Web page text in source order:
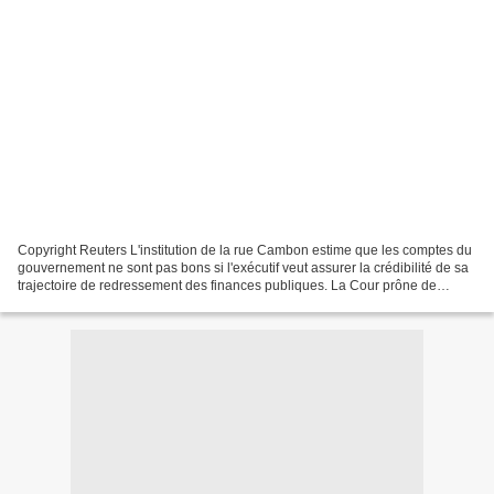
Copyright Reuters L'institution de la rue Cambon estime que les comptes du
gouvernement ne sont pas bons si l'exécutif veut assurer la crédibilité de sa
trajectoire de redressement des finances publiques. La Cour prône de